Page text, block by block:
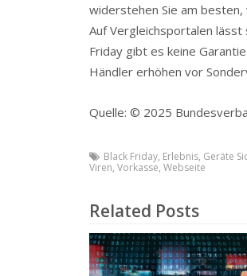
widerstehen Sie am
Auf Vergleichsportalen lässt
Friday gibt es keine
Händler erhöhen vor
Quelle: © 2025
Black Friday, Erlebnis, Geräte
Viren, Vorkasse, Webseite
Related Posts